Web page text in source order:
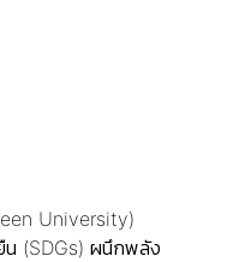
University)
น (SDGs) ผนึกพลัง